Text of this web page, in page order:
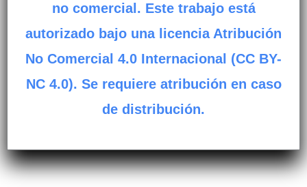
no comercial. Este trabajo está
autorizado bajo una licencia Atribución
No Comercial 4.0 Internacional (CC BY-
NC 4.0). Se requiere atribución en caso
de distribución.